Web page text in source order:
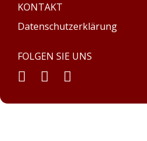
KONTAKT
Datenschutzerklärung
FOLGEN SIE UNS